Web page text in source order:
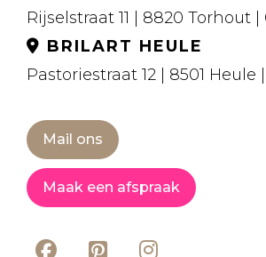
Rijselstraat 11 | 8820 Torhout |
BRILART HEULE
Pastoriestraat 12 | 8501 Heule
Mail ons
Maak een afspraak